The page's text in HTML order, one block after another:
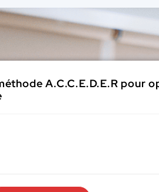
A.C.C.E.D.E.R pour